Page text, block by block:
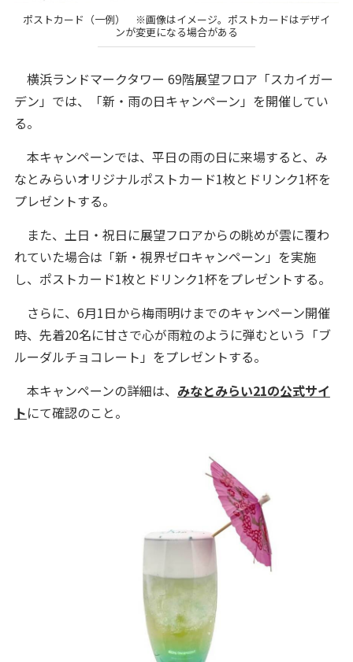
ポストカード（一例） ※画像はイメージ。ポストカードはデザイ
ンが変更になる場合がある
横浜ランドマークタワー 69階展望フロア「スカイガー
デン」では、「新・雨の日キャンペーン」を開催してい
る。
本キャンペーンでは、平日の雨の日に来場すると、み
なとみらいオリジナルポストカード1枚とドリンク1杯を
プレゼントする。
また、土日・祝日に展望フロアからの眺めが雲に覆わ
れていた場合は「新・視界ゼロキャンペーン」を実施
し、ポストカード1枚とドリンク1杯をプレゼントする。
さらに、6月1日から梅雨明けまでのキャンペーン開催
時、先着20名に甘さで心が雨粒のように弾むという「ブ
ルーダルチョコレート」をプレゼントする。
本キャンペーンの詳細は、 みなとみらい21の公式サイ
トにて確認のこと。